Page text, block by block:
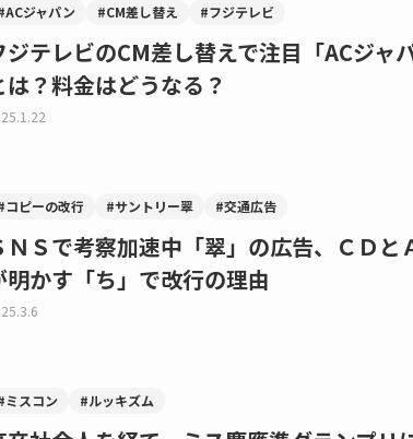
ジャパン #CM差し替え #フジテレビ
ジテレビのCM差し替えで注目「ACジャ
は？料金はどうなる？
コピーの改行 #サントリー翠 #交通広告
ＮＳで考察加速中「翠」の広告、ＣＤと
明かす「ち」で改行の理由
ミスコン #ルッキズム